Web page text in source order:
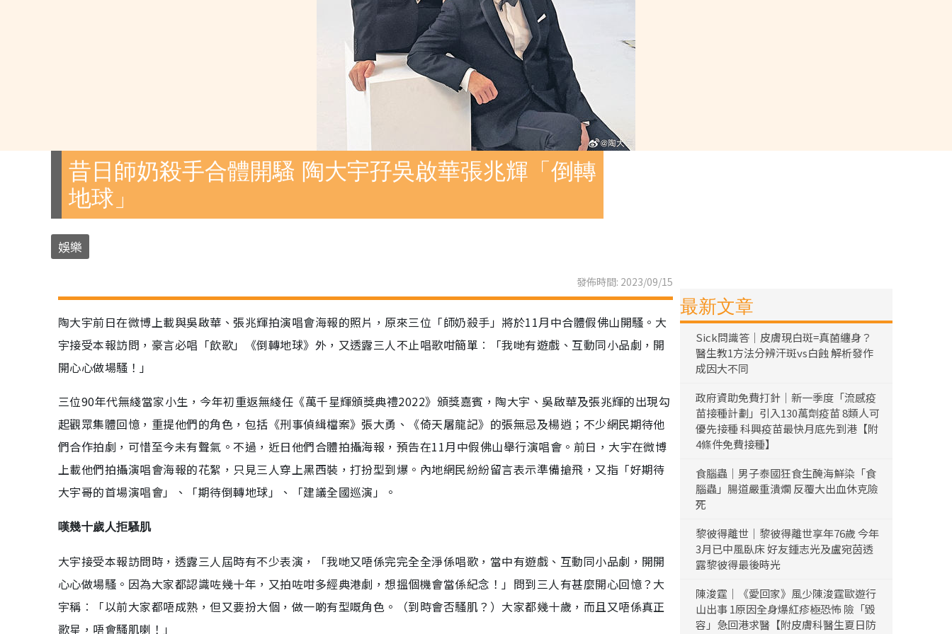
昔日師奶殺手合體開騷 陶大宇孖吳啟華張兆輝「倒轉
地球」
娛樂
發佈時間: 2023/09/15
陶大宇前日在微博上載與吳啟華、張兆輝拍演唱會海報的照片，原來三位「師奶殺手」將於11月中合體假佛山開騷。大
宇接受本報訪問，豪言必唱「飲歌」《倒轉地球》外，又透露三人不止唱歌咁簡單︰「我哋有遊戲、互動同小品劇，開
開心心做場騷！」
三位90年代無綫當家小生，今年初重返無綫任《萬千星輝頒獎典禮2022》頒獎嘉賓，陶大宇、吳啟華及張兆輝的出現勾
起觀眾集體回憶，重提他們的角色，包括《刑事偵緝檔案》張大勇、《倚天屠龍記》的張無忌及楊逍；不少網民期待他
們合作拍劇，可惜至今未有聲氣。不過，近日他們合體拍攝海報，預告在11月中假佛山舉行演唱會。前日，大宇在微博
上載他們拍攝演唱會海報的花絮，只見三人穿上黑西裝，打扮型到爆。內地網民紛紛留言表示準備搶飛，又指「好期待
大宇哥的首場演唱會」、「期待倒轉地球」、「建議全國巡演」。
嘆幾十歲人拒騷肌
大宇接受本報訪問時，透露三人屆時有不少表演，「我哋又唔係完完全全淨係唱歌，當中有遊戲、互動同小品劇，開開
心心做場騷。因為大家都認識咗幾十年，又拍咗咁多經典港劇，想搵個機會當係紀念！」問到三人有甚麼開心回憶？大
宇稱︰「以前大家都唔成熟，但又要扮大個，做一啲有型嘅角色。（到時會否騷肌？）大家都幾十歲，而且又唔係真正
歌星，唔會騷肌喇！」
最新文章
Sick問識答｜皮膚現白斑=真菌纏身？
醫生教1方法分辨汗斑vs白蝕 解析發作
成因大不同
政府資助免費打針｜新一季度「流感疫
苗接種計劃」引入130萬劑疫苗 8類人可
優先接種 科興疫苗最快月底先到港【附
4條件免費接種】
食腦蟲｜男子泰國狂食生醃海鮮染「食
腦蟲」腸道嚴重潰爛 反覆大出血休克險
死
黎彼得離世｜黎彼得離世享年76歲 今年
3月已中風臥床 好友鍾志光及盧宛茵透
露黎彼得最後時光
陳浚霆｜《愛回家》風少陳浚霆歐遊行
山出事 1原因全身爆紅疹極恐怖 險「毀
容」急回港求醫【附皮膚科醫生夏日防